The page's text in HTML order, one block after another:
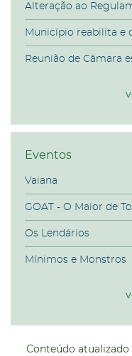
Alteração ao
Município reabilita e
Reunião de Câmara
Eventos
Vaiana
GOAT - O Maior de
Os Lendários
Mínimos e Monstros
Conteúdo atualizado